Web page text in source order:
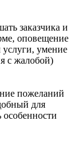
заказчика и
оповещение
услуги, умение
с жалобой)
пожеланий
для
особенности